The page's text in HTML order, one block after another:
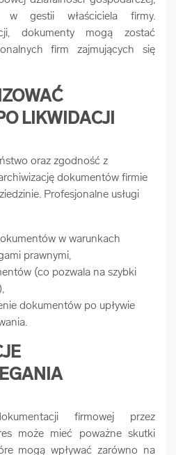
w gestii właściciela firmy.
dokumenty mogą zostać
firm zajmujących się
LIKWIDACJI
oraz zgodność z
dokumentów firmie
Profesjonalne usługi
w warunkach
prawnymi,
(co pozwala na szybki
dokumentów po upływie
firmowej przez
może mieć poważne skutki
mogą wpływać zarówno na